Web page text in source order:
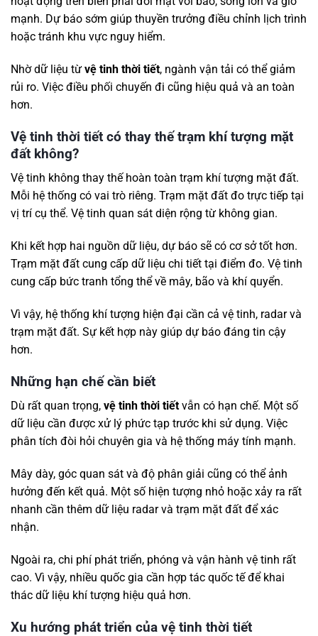
mạnh. Dự báo sớm giúp thuyền trưởng điều chỉnh lịch trình
hoặc tránh khu vực nguy hiểm.
Nhờ dữ liệu từ vệ tinh thời tiết, ngành vận tải có thể giảm
rủi ro. Việc điều phối chuyến đi cũng hiệu quả và an toàn
hơn.
Vệ tinh thời tiết có thay thế trạm khí tượng mặt
đất không?
Vệ tinh không thay thế hoàn toàn trạm khí tượng mặt đất.
Mỗi hệ thống có vai trò riêng. Trạm mặt đất đo trực tiếp tại
vị trí cụ thể. Vệ tinh quan sát diện rộng từ không gian.
Khi kết hợp hai nguồn dữ liệu, dự báo sẽ có cơ sở tốt hơn.
Trạm mặt đất cung cấp dữ liệu chi tiết tại điểm đo. Vệ tinh
cung cấp bức tranh tổng thể về mây, bão và khí quyển.
Vì vậy, hệ thống khí tượng hiện đại cần cả vệ tinh, radar và
trạm mặt đất. Sự kết hợp này giúp dự báo đáng tin cậy
hơn.
Những hạn chế cần biết
Dù rất quan trọng, vệ tinh thời tiết vẫn có hạn chế. Một số
dữ liệu cần được xử lý phức tạp trước khi sử dụng. Việc
phân tích đòi hỏi chuyên gia và hệ thống máy tính mạnh.
Mây dày, góc quan sát và độ phân giải cũng có thể ảnh
hưởng đến kết quả. Một số hiện tượng nhỏ hoặc xảy ra rất
nhanh cần thêm dữ liệu radar và trạm mặt đất để xác
nhận.
Ngoài ra, chi phí phát triển, phóng và vận hành vệ tinh rất
cao. Vì vậy, nhiều quốc gia cần hợp tác quốc tế để khai
thác dữ liệu khí tượng hiệu quả hơn.
Xu hướng phát triển của vệ tinh thời tiết